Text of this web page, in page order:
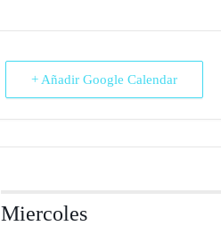
+ Añadir Google Calendar
Miercoles